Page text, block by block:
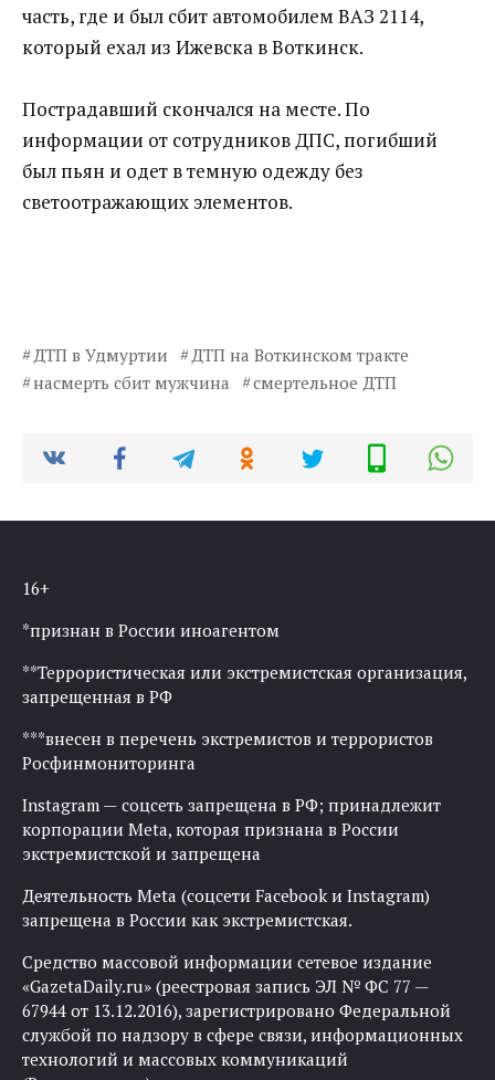
часть, где и был сбит автомобилем ВАЗ 2114,
который ехал из Ижевска в Воткинск.
Пострадавший скончался на месте. По
информации от сотрудников ДПС, погибший
был пьян и одет в темную одежду без
светоотражающих элементов.
ДТП в Удмуртии
ДТП на Воткинском тракте
насмерть сбит мужчина
смертельное ДТП
16+
*признан в России иноагентом
**Террористическая или экстремистская организация,
запрещенная в РФ
***внесен в перечень экстремистов и террористов
Росфинмониторинга
Instagram — соцсеть запрещена в РФ; принадлежит
корпорации Meta, которая признана в России
экстремистской и запрещена
Деятельность Meta (соцсети Facebook и Instagram)
запрещена в России как экстремистская.
Средство массовой информации сетевое издание
«GazetaDaily.ru» (реестровая запись ЭЛ № ФС 77 —
67944 от 13.12.2016), зарегистрировано Федеральной
службой по надзору в сфере связи, информационных
технологий и массовых коммуникаций